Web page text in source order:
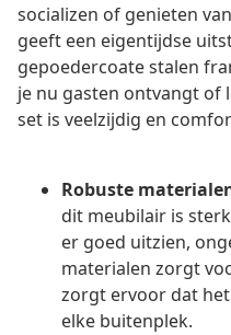
socializen of genieten
geeft een eigentijdse
gepoedercoate stalen
je nu gasten ontvangt of
set is veelzijdig en
Robuste
dit meubilair is
er goed uitzien,
materialen zorgt
zorgt ervoor dat
elke buitenplek.